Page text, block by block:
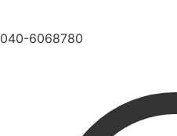
040-6068780